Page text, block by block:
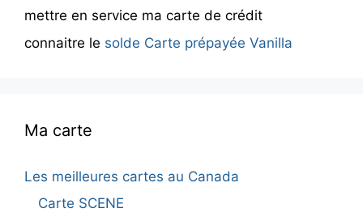
mettre en service ma carte de crédit
connaitre le solde Carte prépayée Vanilla
Ma carte
Les meilleures cartes au Canada
Carte SCENE